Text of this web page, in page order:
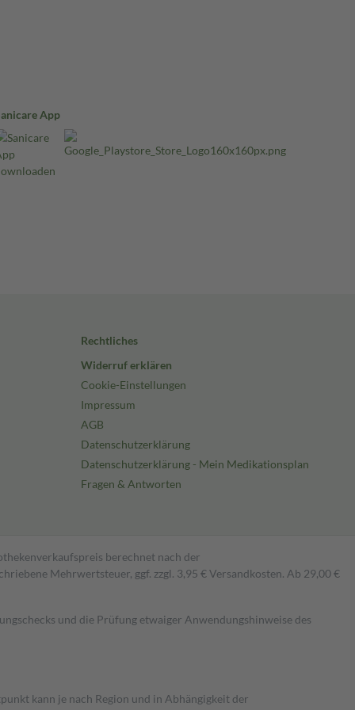
App
Rechtliches
Widerruf erklären
Cookie-Einstellungen
Impressum
AGB
Datenschutzerklärung
Datenschutzerklärung - Mein Medikationsplan
Fragen & Antworten
berechnet nach der
Mehrwertsteuer, ggf. zzgl. 3,95 € Versandkosten. Ab 29,00 €
und die Prüfung etwaiger Anwendungshinweise des
kann je nach Region und in Abhängigkeit der